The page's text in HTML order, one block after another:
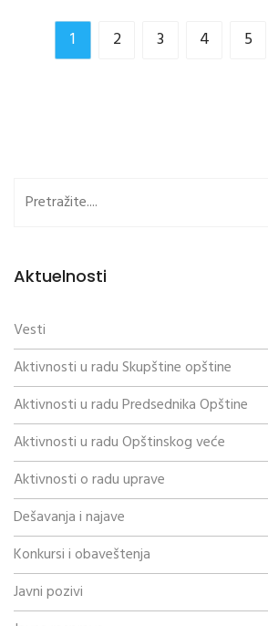
1 2 3 4 5
Aktuelnosti
Vesti
Aktivnosti u radu Skupštine opštine
Aktivnosti u radu Predsednika Opštine
Aktivnosti u radu Opštinskog veće
Aktivnosti o radu uprave
Dešavanja i najave
Konkursi i obaveštenja
Javni pozivi